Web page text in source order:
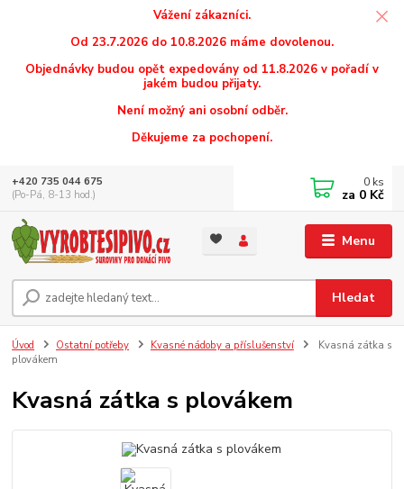
Vážení zákazníci.
Od 23.7.2026 do 10.8.2026 máme dovolenou.
Objednávky budou opět expedovány od 11.8.2026 v pořadí v
jakém budou přijaty.
Není možný ani osobní odběr.
Děkujeme za pochopení.
Menu
Hledat
+420 735 044 675
(Po-Pá, 8-13 hod.)
0 ks
za 0 Kč
Úvod Ostatní potřeby Kvasné nádoby a příslušenství
Kvasná zátka s
plovákem
Kvasná zátka s plovákem